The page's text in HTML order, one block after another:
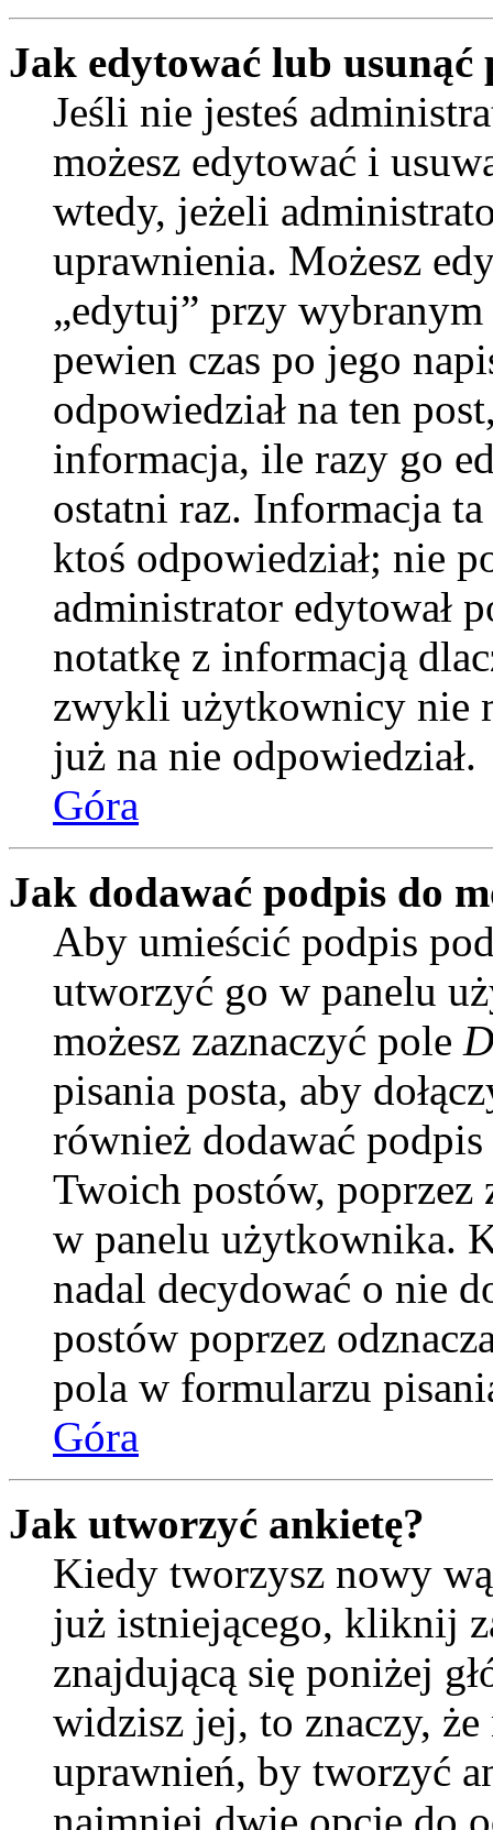
Jak edytować lub usunąć
Jeśli nie jesteś
możesz edytować i
wtedy, jeżeli
uprawnienia. Możesz
„edytuj” przy
pewien czas po jego
odpowiedział na ten
informacja, ile razy go
ostatni raz. Informacja
ktoś odpowiedział; nie
administrator edytował
notatkę z informacją
zwykli użytkownicy nie
już na nie odpowiedział.
Góra
Jak dodawać podpis do
Aby umieścić podpis
utworzyć go w panelu
możesz zaznaczyć pole
pisania posta, aby
również dodawać
Twoich postów, poprzez
w panelu użytkownika.
nadal decydować o nie
postów poprzez
pola w formularzu
Góra
Jak utworzyć ankietę?
Kiedy tworzysz nowy
już istniejącego, kliknij
znajdującą się poniżej
widzisz jej, to znaczy,
uprawnień, by tworzyć
najmniej dwie opcje do